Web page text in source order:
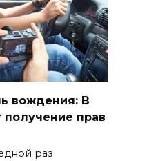
вождения: В
прав
раз